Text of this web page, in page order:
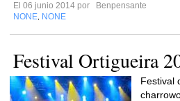
El 06 junio 2014 por
Benpensante
NONE NONE
Festival Ortigueira
Festival